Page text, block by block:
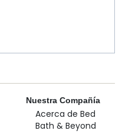
Nuestra Compañía
Acerca de Bed
Bath & Beyond